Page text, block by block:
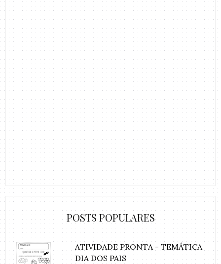
POSTS POPULARES
ATIVIDADE PRONTA - TEMÁTICA
DIA DOS PAIS